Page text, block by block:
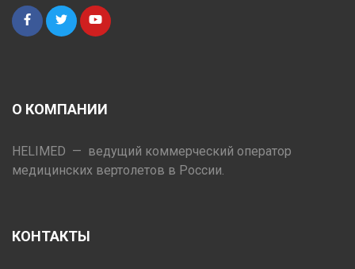
О КОМПАНИИ
HELIMED — ведущий коммерческий оператор
медицинских вертолетов в России.
КОНТАКТЫ